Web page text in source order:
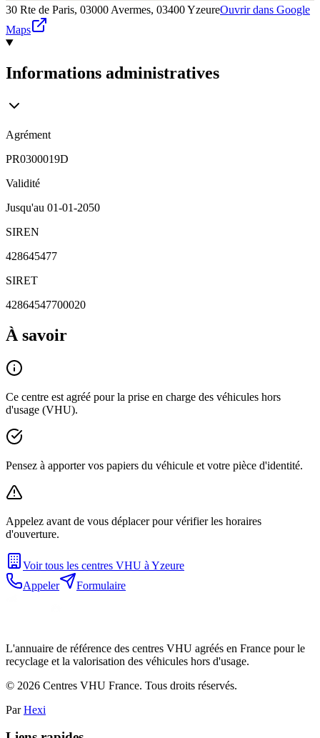
30 Rte de Paris, 03000 Avermes, 03400YzeureOuvrir dans Google
Maps
Informations administratives
Agrément
PR0300019D
Validité
Jusqu'au 01-01-2050
SIREN
428645477
SIRET
42864547700020
À savoir
Ce centre est agréé pour la prise en charge des véhicules hors
d'usage (VHU).
Pensez à apporter vos papiers du véhicule et votre pièce d'identité.
Appelez avant de vous déplacer pour vérifier les horaires
d'ouverture.
Voir tous les centres VHU à Yzeure
Appeler
Formulaire
L'annuaire de référence des centres VHU agréés en France pour le
recyclage et la valorisation des véhicules hors d'usage.
© 2026 Centres VHU France. Tous droits réservés.
Par Hexi